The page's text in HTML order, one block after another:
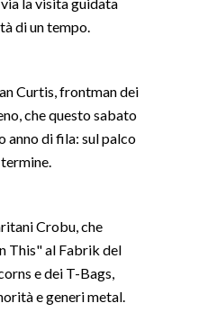
di un tempo.
Curtis, frontman dei
che questo sabato
anno di fila: sul palco
Crobu, che
This" al Fabrik del
e dei T-Bags,
e generi metal.